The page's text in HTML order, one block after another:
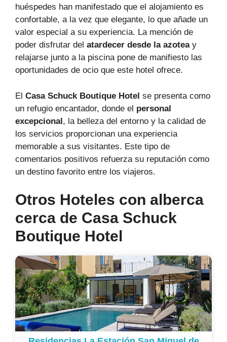
huéspedes han manifestado que el alojamiento es
confortable, a la vez que elegante, lo que añade un
valor especial a su experiencia. La mención de
poder disfrutar del atardecer desde la azoteay
relajarse junto a la piscina pone de manifiesto las
oportunidades de ocio que este hotel ofrece.
El Casa Schuck Boutique Hotel se presenta como
un refugio encantador, donde el personal
excepcional, la belleza del entorno y la calidad de
los servicios proporcionan una experiencia
memorable a sus visitantes. Este tipo de
comentarios positivos refuerza su reputación como
un destino favorito entre los viajeros.
Otros Hoteles con alberca
cerca de Casa Schuck
Boutique Hotel